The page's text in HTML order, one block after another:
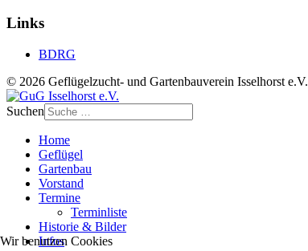
Links
BDRG
© 2026 Geflügelzucht- und Gartenbauverein Isselhorst e.V.
Suchen
Home
Geflügel
Gartenbau
Vorstand
Termine
Terminliste
Historie & Bilder
Infos
Wir benutzen Cookies